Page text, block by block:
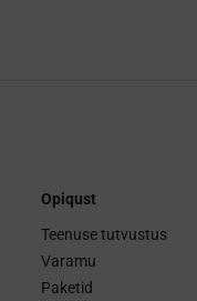
Opiqust
Teenuse tutvustus
Varamu
Paketid